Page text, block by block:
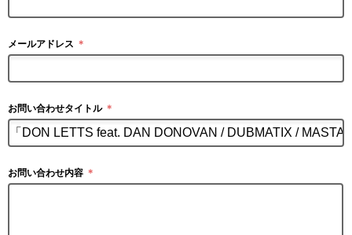
メールアドレス ＊
お問い合わせタイトル ＊
お問い合わせ内容 ＊